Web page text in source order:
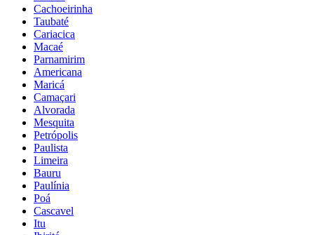
Cachoeirinha
Taubaté
Cariacica
Macaé
Parnamirim
Americana
Maricá
Camaçari
Alvorada
Mesquita
Petrópolis
Paulista
Limeira
Bauru
Paulínia
Poá
Cascavel
Itu